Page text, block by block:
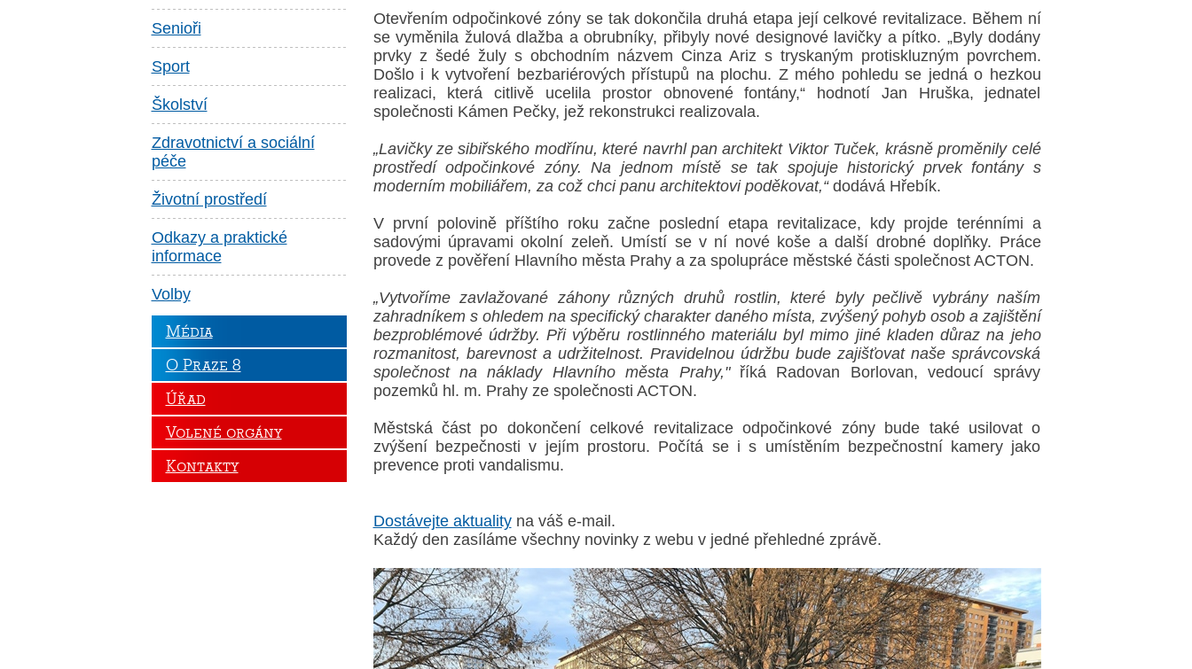
Senioři
Sport
Školství
Zdravotnictví a sociální
péče
Životní prostředí
Odkazy a praktické
informace
Volby
Média
O Praze 8
Úřad
Volené orgány
Kontakty
Otevřením odpočinkové zóny se tak dokončila druhá etapa její celkové revitalizace. Během ní
se vyměnila žulová dlažba a obrubníky, přibyly nové designové lavičky a pítko. „Byly dodány
prvky z šedé žuly s obchodním názvem Cinza Ariz s tryskaným protiskluzným povrchem.
Došlo i k vytvoření bezbariérových přístupů na plochu. Z mého pohledu se jedná o hezkou
realizaci, která citlivě ucelila prostor obnovené fontány,“ hodnotí Jan Hruška, jednatel
společnosti Kámen Pečky, jež rekonstrukci realizovala.
„Lavičky ze sibiřského modřínu, které navrhl pan architekt Viktor Tuček, krásně proměnily celé
prostředí odpočinkové zóny. Na jednom místě se tak spojuje historický prvek fontány s
moderním mobiliářem, za což chci panu architektovi poděkovat,“dodává Hřebík.
V první polovině příštího roku začne poslední etapa revitalizace, kdy projde terénními a
sadovými úpravami okolní zeleň. Umístí se v ní nové koše a další drobné doplňky. Práce
provede z pověření Hlavního města Prahy a za spolupráce městské části společnost ACTON.
„Vytvoříme zavlažované záhony různých druhů rostlin, které byly pečlivě vybrány naším
zahradníkem s ohledem na specifický charakter daného místa, zvýšený pohyb osob a zajištění
bezproblémové údržby. Při výběru rostlinného materiálu byl mimo jiné kladen důraz na jeho
rozmanitost, barevnost a udržitelnost. Pravidelnou údržbu bude zajišťovat naše správcovská
společnost na náklady Hlavního města Prahy,"říká Radovan Borlovan, vedoucí správy
pozemků hl. m. Prahy ze společnosti ACTON.
Městská část po dokončení celkové revitalizace odpočinkové zóny bude také usilovat o
zvýšení bezpečnosti v jejím prostoru. Počítá se i s umístěním bezpečnostní kamery jako
prevence proti vandalismu.
Dostávejte aktualityna váš e-mail.
Každý den zasíláme všechny novinky z webu v jedné přehledné zprávě.